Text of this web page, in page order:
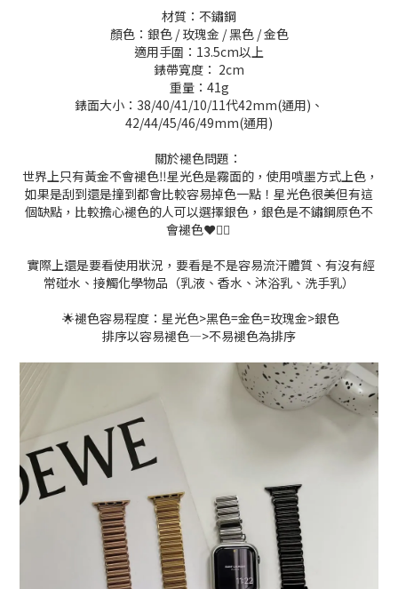
材質：不鏽鋼
顏色：銀色 / 玫瑰金 / 黑色 / 金色
適用手圍：13.5cm以上
錶帶寬度： 2cm
重量：41g
錶面大小：38/40/41/10/11代42mm(通用)、
42/44/45/46/49mm(通用)
關於褪色問題：
世界上只有黃金不會褪色‼️星光色是霧面的，使用噴墨方式上色，
如果是刮到還是撞到都會比較容易掉色一點！星光色很美但有這
個缺點，比較擔心褪色的人可以選擇銀色，銀色是不鏽鋼原色不
會褪色❤️🙇‍♀️
實際上還是要看使用狀況，要看是不是容易流汗體質、有沒有經
常碰水、接觸化學物品（乳液、香水、沐浴乳、洗手乳）
🌟褪色容易程度：星光色>黑色=金色=玫瑰金>銀色
排序以容易褪色—>不易褪色為排序